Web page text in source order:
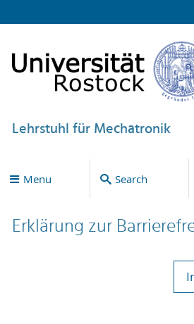
Lehrstuhl für Mechatronik
Menu Search
Erklärung zur